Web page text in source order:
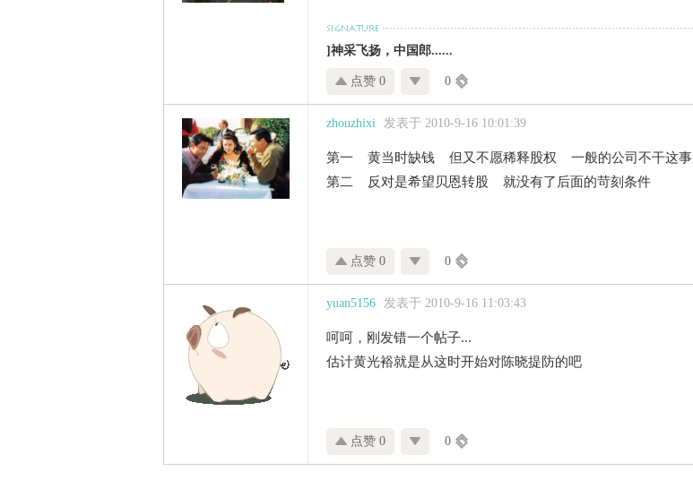
]神采飞扬，中国郎......
点赞 0 0
zhouzhixi 发表于 2010-9-16 10:01:39
第一 黄当时缺钱 但又不愿稀释股权 一般的公司不干这事
第二 反对是希望贝恩转股 就没有了后面的苛刻条件
点赞 0 0
yuan5156 发表于 2010-9-16 11:03:43
呵呵，刚发错一个帖子...
估计黄光裕就是从这时开始对陈晓提防的吧
点赞 0 0